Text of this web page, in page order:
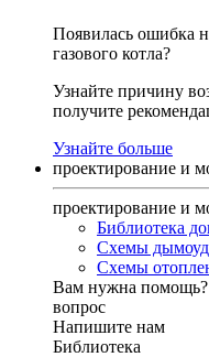
Появилась ошибка
газового котла?
Узнайте причину
получите
Узнайте больше
проектирование и
проектирование и
Библиотека
Схемы
Схемы
Вам нужна помощь?
вопрос
Напишите нам
Библиотека